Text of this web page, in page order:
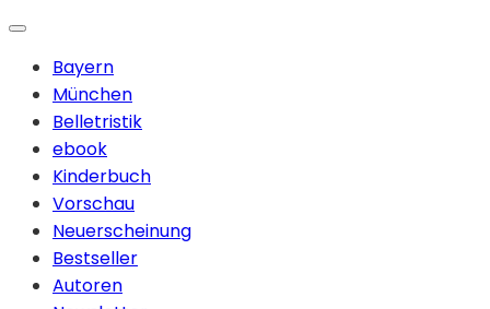
Bayern
München
Belletristik
ebook
Kinderbuch
Vorschau
Neuerscheinung
Bestseller
Autoren